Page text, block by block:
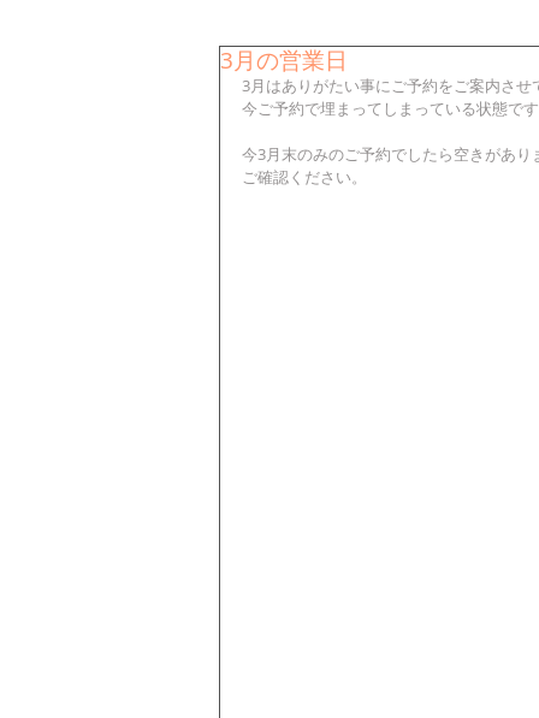
3月の営業日
3月はありがたい事にご予約をご案内させ
今ご予約で埋まってしまっている状態で
今3月末のみのご予約でしたら空きがあり
ご確認ください。